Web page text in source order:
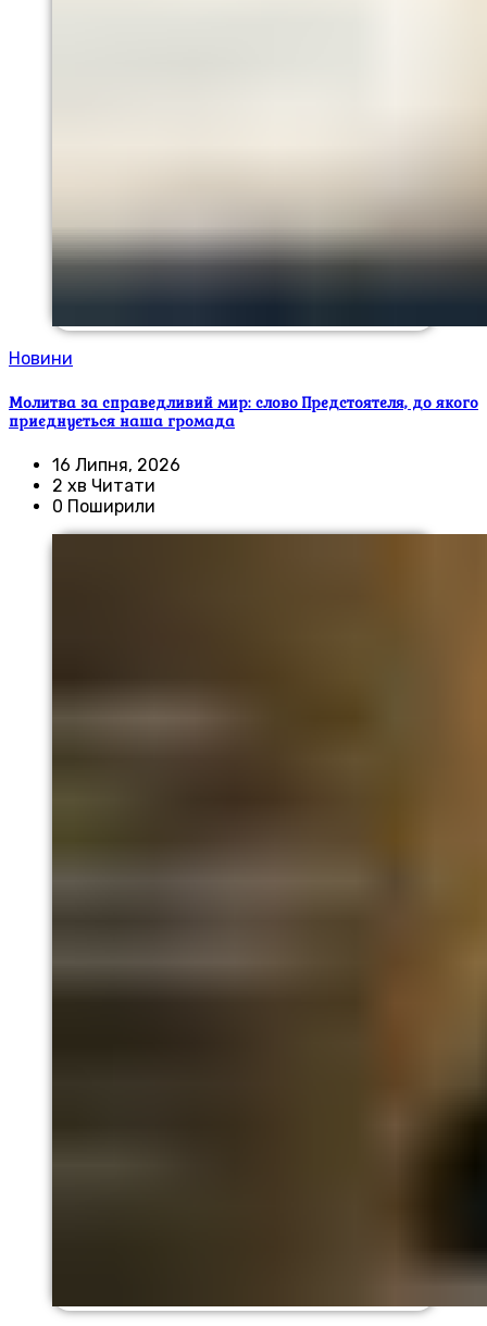
Новини
Молитва за справедливий мир: слово Предстоятеля, до якого
приєднується наша громада
16 Липня, 2026
2 хв Читати
0 Поширили